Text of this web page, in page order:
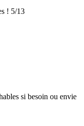
! 5/13
si besoin ou envie